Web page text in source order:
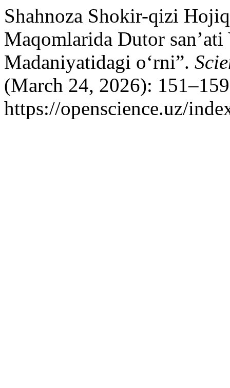
Shahnoza Shokir-qizi
Maqomlarida Dutor
Madaniyatidagi o‘rni”.
(March 24, 2026):
https://openscience.uz/